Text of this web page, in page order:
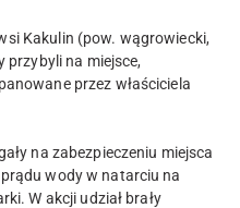
Kakulin (pow. wągrowiecki,
przybyli na miejsce,
przez właściciela
na zabezpieczeniu miejsca
wody w natarciu na
W akcji udział brały